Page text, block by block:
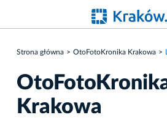
Strona główna OtoFotoKronika Krakowa
Krakowa